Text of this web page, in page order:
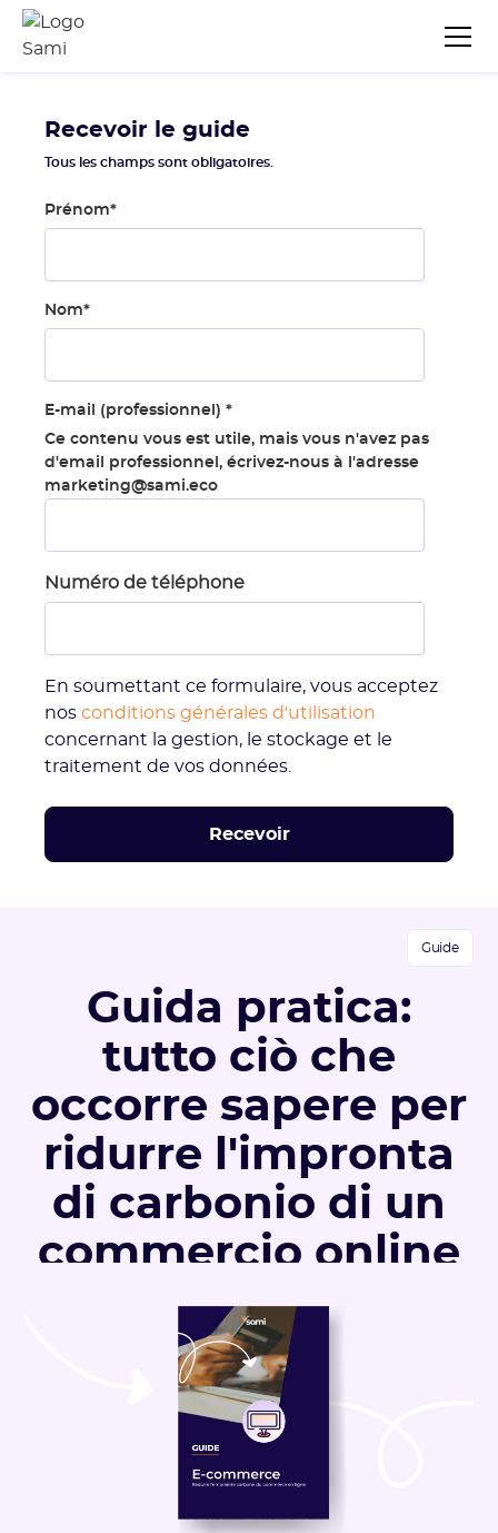
Guide
Guida pratica:
tutto ciò che
occorre sapere per
ridurre l'impronta
di carbonio di un
commercio online
Recevoir le guide
Tous les champs sont obligatoires.
Prénom*
Nom*
E-mail (professionnel) *
Ce contenu vous est utile, mais vous n'avez pas
d'email professionnel, écrivez-nous à l'adresse
marketing@sami.eco
Numéro de téléphone
En soumettant ce formulaire, vous acceptez
nos conditions générales d'utilisation
concernant la gestion, le stockage et le
traitement de vos données.